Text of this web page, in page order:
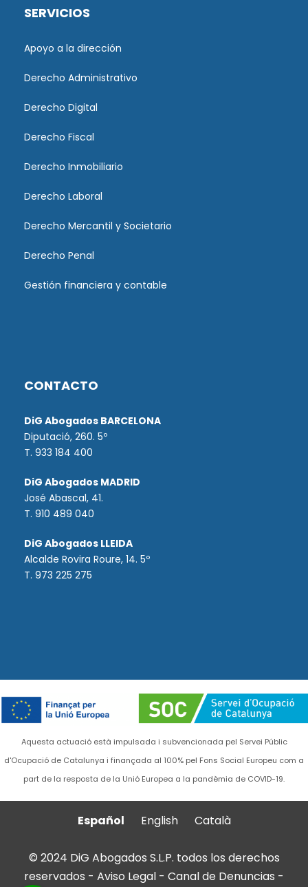
SERVICIOS
Apoyo a la dirección
Derecho Administrativo
Derecho Digital
Derecho Fiscal
Derecho Inmobiliario
Derecho Laboral
Derecho Mercantil y Societario
Derecho Penal
Gestión financiera y contable
CONTACTO
DiG Abogados BARCELONA
Diputació, 260. 5º
T. 933 184 400
DiG Abogados MADRID
José Abascal, 41.
T. 910 489 040
DiG Abogados LLEIDA
Alcalde Rovira Roure, 14. 5º
T. 973 225 275
Aquesta actuació està impulsada i subvencionada pel Servei Públic
d'Ocupació de Catalunya i finançada al 100% pel Fons Social Europeu com a
part de la resposta de la Unió Europea a la pandèmia de COVID-19.
Español English Català
© 2024 DiG Abogados S.L.P. todos los derechos
reservados - Aviso Legal - Canal de Denuncias -